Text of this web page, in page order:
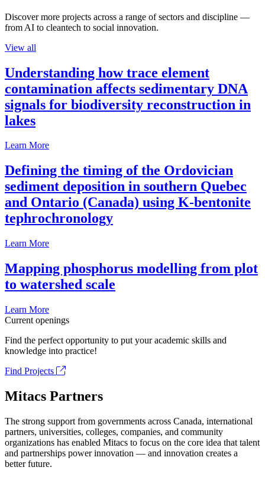
Discover more projects across a range of sectors and discipline —
from AI to cleantech to social innovation.
View all
Understanding how trace element
contamination affects sedimentary DNA
signals for biodiversity reconstruction in
lakes
Learn More
Defining the timing of the Ordovician
sediment deposition in southern Quebec
and Ontario (Canada) using K-bentonite
tephrochronology
Learn More
Mapping phosphorus modelling from plot
to watershed scale
Learn More
Current openings
Find the perfect opportunity to put your academic skills and
knowledge into practice!
Find Projects
Mitacs Partners
The strong support from governments across Canada, international
partners, universities, colleges, companies, and community
organizations has enabled Mitacs to focus on the core idea that talent
and partnerships power innovation — and innovation creates a
better future.